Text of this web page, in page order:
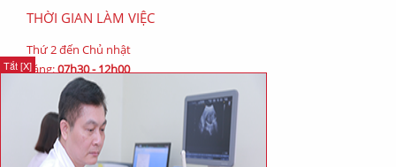
THỜI GIAN LÀM VIỆC
Thứ 2 đến Chủ nhật
Sáng:07h30 - 12h00
Chiều:13h30 - 17h00
Tắt [X]